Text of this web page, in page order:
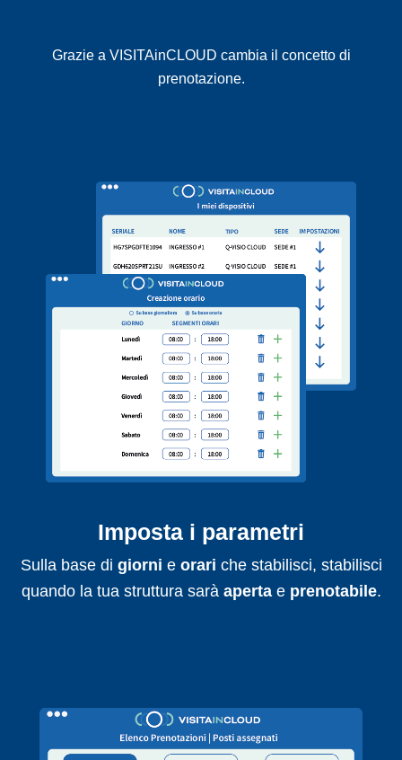
Grazie a VISITAinCLOUD cambia il concetto di
prenotazione.
Imposta i parametri
Sulla base di giorni e orari che stabilisci, stabilisci
quando la tua struttura sarà apertae prenotabile.